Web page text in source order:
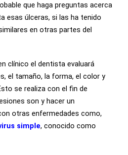
que haga preguntas acerca
esas úlceras, si las ha tenido
en otras partes del
clínico el dentista evaluará
el tamaño, la forma, el color y
se realiza con el fin de
son y hacer un
otras enfermedades como,
simple, conocido como